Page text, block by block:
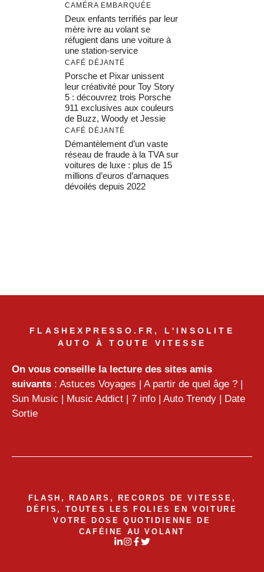
CAMÉRA EMBARQUÉE
Deux enfants terrifiés par leur
mère ivre au volant se
réfugient dans une voiture à
une station-service
CAFÉ DÉJANTÉ
Porsche et Pixar unissent
leur créativité pour Toy Story
5 : découvrez trois Porsche
911 exclusives aux couleurs
de Buzz, Woody et Jessie
CAFÉ DÉJANTÉ
Démantèlement d’un vaste
réseau de fraude à la TVA sur
voitures de luxe : plus de 15
millions d’euros d’arnaques
dévoilés depuis 2022
FLASHEXPRESSO.FR, L'INSOLITE
AUTO À TOUTE VITESSE
On vous conseille la lecture des sites amis
suivants : Astuces Voyages | A partir de quel âge ? |
Sun Music | Music Addict | 7 info | Auto Trendy | Date
Sortie
FLASH, RADARS, RECORDS DE VITESSE,
DÉFIS, TOUTES LES FOLIES EN VOITURE
VOTRE DOSE QUOTIDIENNE DE
CAFÉINE AU VOLANT